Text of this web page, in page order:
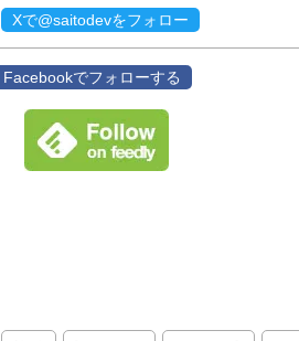
Xで@saitodevをフォロー
Facebookでフォローする